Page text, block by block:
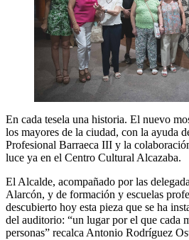
En cada tesela una historia. El nuevo
los mayores de la ciudad, con la ayuda
Profesional Barraeca III y la
luce ya en el Centro Cultural Alcazaba.
El Alcalde, acompañado por las
Alarcón, y de formación y escuelas
descubierto hoy esta pieza que se ha
del auditorio: “un lugar por el que cada
personas” recalca Antonio Rodríguez